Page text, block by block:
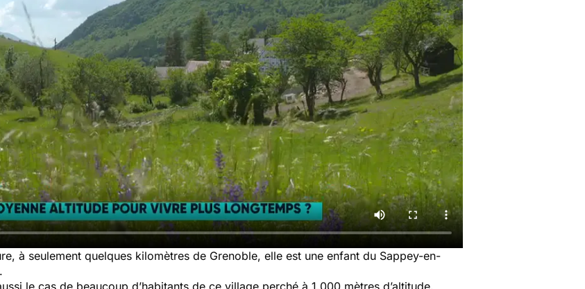
à seulement quelques kilomètres de Grenoble, elle est une enfant du Sappey-en-
le cas de beaucoup d’habitants de ce village perché à 1.000 mètres d’altitude.